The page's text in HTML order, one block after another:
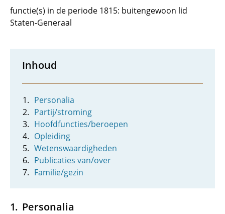
functie(s) in de periode 1815: buitengewoon lid
Staten-Generaal
Inhoud
Personalia
Partij/stroming
Hoofdfuncties/beroepen
Opleiding
Wetenswaardigheden
Publicaties van/over
Familie/gezin
Personalia